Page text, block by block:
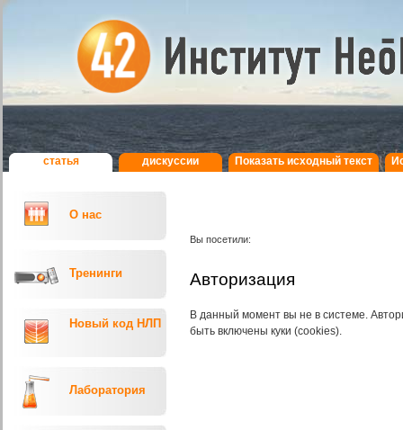
статья дискуcсии Показать исходный текст
Вы посетили:
Авторизация
В данный момент вы не в системе.
быть включены куки (cookies).
О нас
Тренинги
Новый код НЛП
Лаборатория